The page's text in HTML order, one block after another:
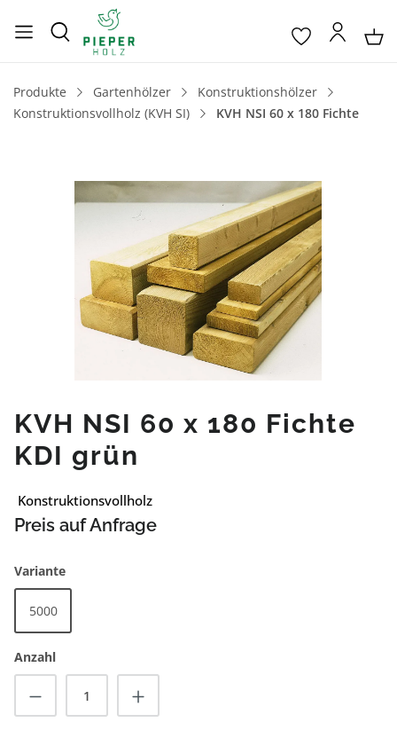
Produkte Gartenhölzer
Konstruktionshölzer
Konstruktionsvollholz (KVH SI)
KVH NSI 60 x 180 Fichte
Bildergalerie überspringen
KVH NSI 60 x 180 Fichte
KDI grün
Konstruktionsvollholz
Preis auf Anfrage
Varianteauswählen
5000
Anzahl
Produkt Anzahl: Gib den gewünschten